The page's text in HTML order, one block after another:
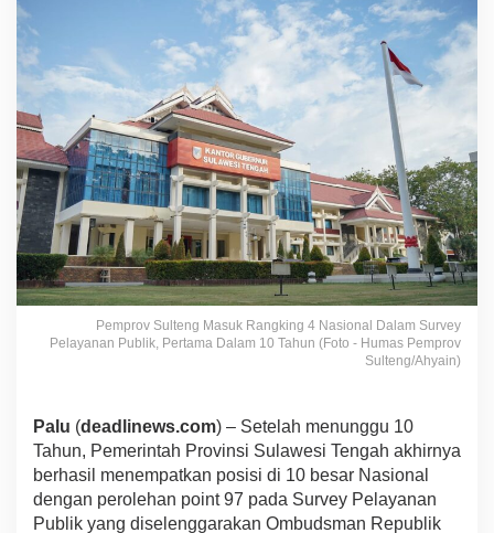
Pemprov Sulteng Masuk Rangking 4 Nasional Dalam Survey
Pelayanan Publik, Pertama Dalam 10 Tahun (Foto - Humas Pemprov
Sulteng/Ahyain)
Palu (deadlinews.com) – Setelah menunggu 10
Tahun, Pemerintah Provinsi Sulawesi Tengah akhirnya
berhasil menempatkan posisi di 10 besar Nasional
dengan perolehan point 97 pada Survey Pelayanan
Publik yang diselenggarakan Ombudsman Republik